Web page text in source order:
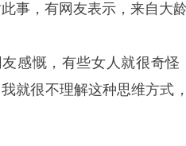
事，有网友表示，来自大
感慨，有些女人就很奇
就很不理解这种思维方式